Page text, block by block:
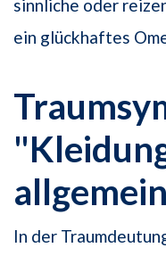
sinnliche oder
ein glückhaftes
In der